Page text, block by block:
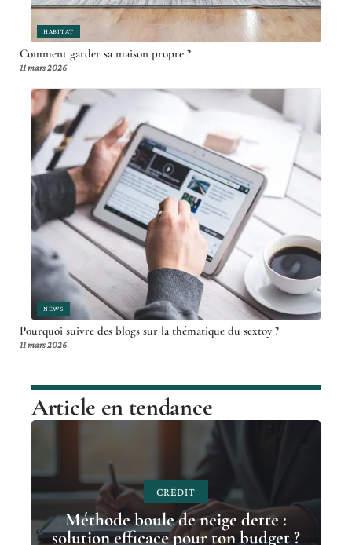
HABITAT
Comment garder sa maison propre ?
11 mars 2026
NEWS
Pourquoi suivre des blogs sur la thématique du sextoy ?
11 mars 2026
Article en tendance
CRÉDIT
Méthode boule de neige dette :
solution efficace pour ton budget ?